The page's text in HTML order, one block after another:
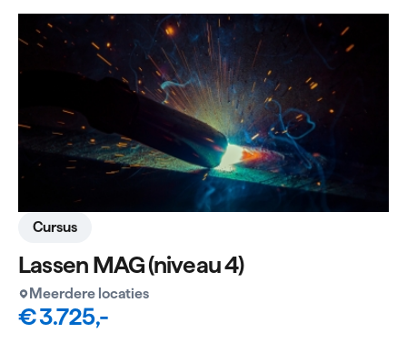
Lassen MAG (niveau 4)
Cursus
Meerdere locaties
€ 3.725,-